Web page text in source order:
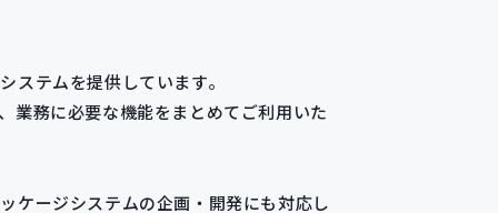
ステムを提供しています。
業務に必要な機能をまとめてご利用いた
ケージシステムの企画・開発にも対応し